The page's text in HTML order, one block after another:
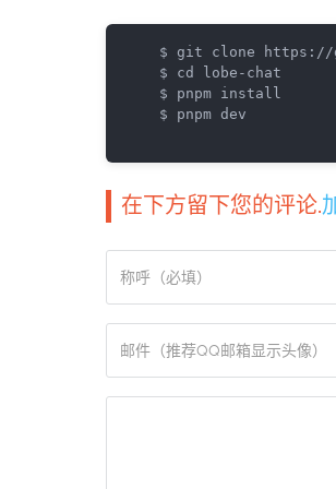
$ git clone https://
$ cd lobe-chat
$ pnpm install
$ pnpm dev
在下方留下您的评论.